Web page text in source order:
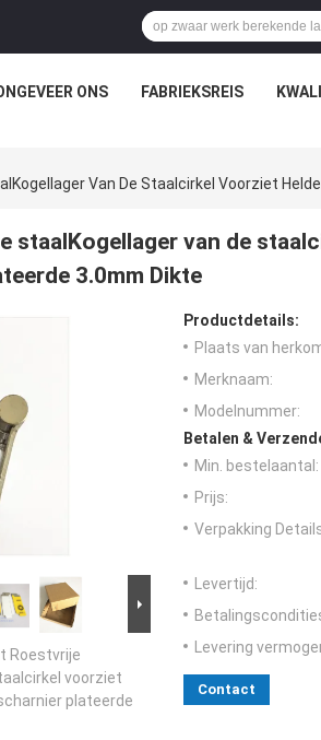
ONS FABRIEKSREIS
Van De Staalcirkel Voorziet
staalKogellager van de
3.0mm Dikte
Roestvrije
voorziet
plateerde
Productdetails:
Plaats van
Merknaam:
Modelnummer:
Betalen &
Min. bestelaantal:
Prijs:
Verpakking
Levertijd:
Levering
Contact